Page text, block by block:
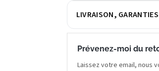
LIVRAISON,
Prévenez-moi du
Laissez votre email, nous